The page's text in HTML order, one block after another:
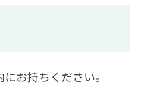
お持ちください。